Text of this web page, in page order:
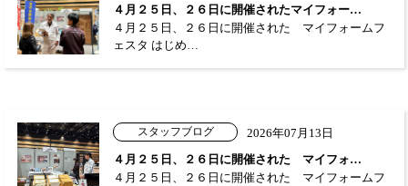
４月２５日、２６日に開催されたマイフォー…
４月２５日、２６日に開催された マイフォームフ
ェスタ はじめ…
スタッフブログ
2026年07月13日
４月２５日、２６日に開催された マイフォ…
４月２５日、２６日に開催された マイフォームフ